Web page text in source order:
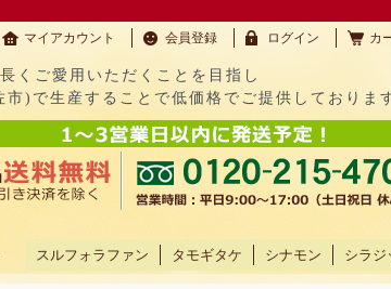
マイアカウント 会員登録 ログイン カ
くご愛用いただくことを目指し
)で生産することで低価格でご提供しておりま
スルフォラファン タモギタケ シナモン シラジ